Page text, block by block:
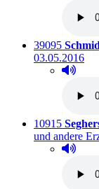
Titelnummer:
39095 von
03.05.2016
Titelnummer:
10915 von
und andere